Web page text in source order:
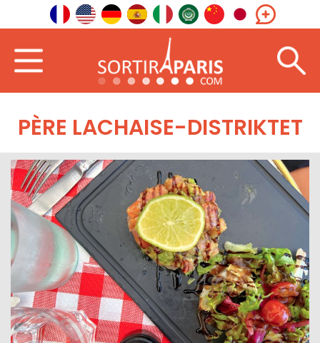
PÈRE LACHAISE-DISTRIKTET